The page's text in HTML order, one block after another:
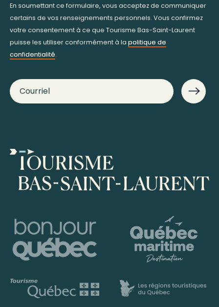
En soumettant ce formulaire, vous acceptez de communiquer
certains de vos renseignements personnels. Vous confirmez
votre consentement à ce que Tourisme Bas-Saint-Laurent
puisse les utiliser conformément à la politique de
confidentialité.